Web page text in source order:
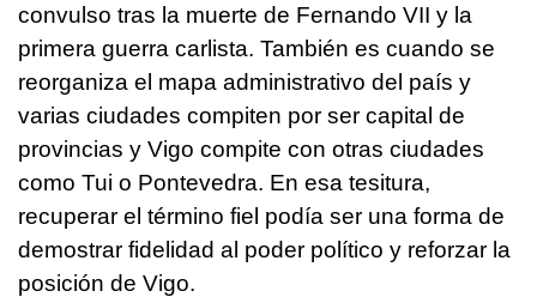
convulso tras la muerte de Fernando VII y la
primera guerra carlista. También es cuando se
reorganiza el mapa administrativo del país y
varias ciudades compiten por ser capital de
provincias y Vigo compite con otras ciudades
como Tui o Pontevedra. En esa tesitura,
recuperar el término fiel podía ser una forma de
demostrar fidelidad al poder político y reforzar la
posición de Vigo.